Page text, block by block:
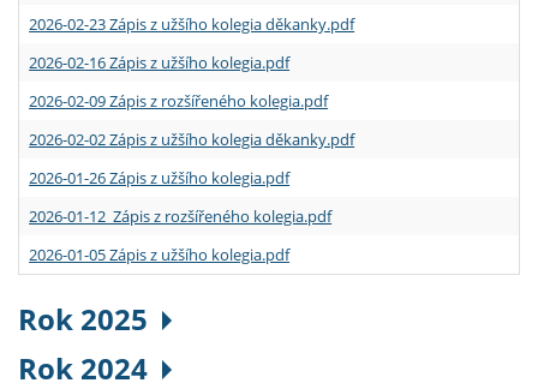
2026-02-23 Zápis z užšího kolegia děkanky.pdf
2026-02-16 Zápis z užšího kolegia.pdf
2026-02-09 Zápis z rozšířeného kolegia.pdf
2026-02-02 Zápis z užšího kolegia děkanky.pdf
2026-01-26 Zápis z užšího kolegia.pdf
2026-01-12 Zápis z rozšířeného kolegia.pdf
2026-01-05 Zápis z užšího kolegia.pdf
Rok 2025
Rok 2024